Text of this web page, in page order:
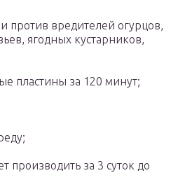
против вредителей огурцов,
ягодных кустарников,
пластины за 120 минут;
производить за 3 суток до